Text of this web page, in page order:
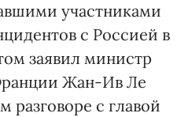
участниками
с Россией в
заявил министр
Жан-Ив Ле
разговоре с главой